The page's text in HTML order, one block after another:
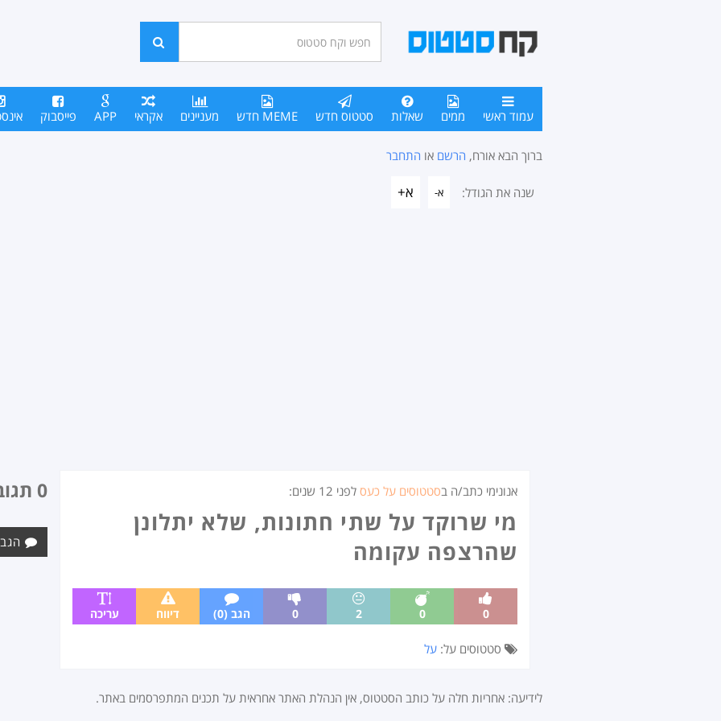
סטטוסים
חפש
עמוד ראשי ממים שאלות סטטוס חדש MEME חדש מעניינים אקראי APP פייסבוק
ברוך הבא אורח, הרשם או התחבר
שנה את הגודל: א- א+
אנונימי כתב/ה בסטטוסים על כעס לפני 12 שנים :
מי שרוקד על שתי חתונות, שלא יתלונן
שהרצפה עקומה
0
0
2
0 הגב (0) דיווח עריכה
סטטוסים על: על
0 תגובות
לידיעה: אחריות חלה על כותב הסטטוס, אין הנהלת האתר אחראית על תכנים המתפרסמים באתר.